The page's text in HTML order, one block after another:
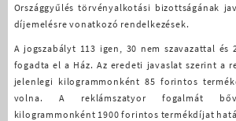
Országgyűlés törvényalkotási bizottságának
díjemelésre vonatkozó rendelkezések.
A jogszabályt 113 igen, 30 nem szavazattal
fogadta el a Ház. Az eredeti javaslat szerint a
jelenlegi kilogrammonként 85 forintos
volna. A reklámszatyor fogalmát
kilogrammonként 1900 forintos termékdíjat